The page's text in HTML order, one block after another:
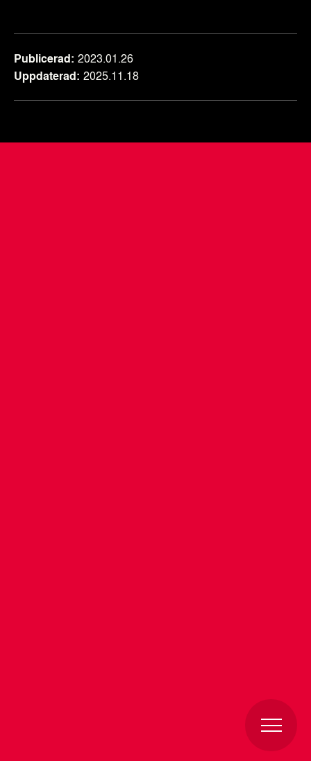
Publicerad 2023.01.26
Uppdaterad 2025.11.18